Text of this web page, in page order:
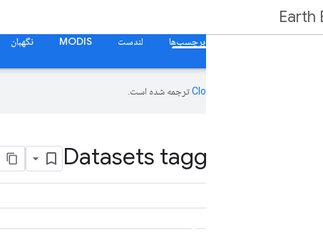
Earth
همه برچسب‌ها لندست MODIS نگهبان
ترجمه شده است.
Datasets tagged nrt in